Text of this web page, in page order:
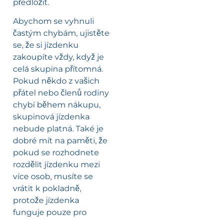
předložit.
Abychom se vyhnuli
častým chybám, ujistěte
se, že si jízdenku
zakoupíte vždy, když je
celá skupina přítomná.
Pokud někdo z vašich
přátel nebo členů rodiny
chybí během nákupu,
skupinová jízdenka
nebude platná. Také je
dobré mít na paměti, že
pokud se rozhodnete
rozdělit jízdenku mezi
více osob, musíte se
vrátit k pokladně,
protože jízdenka
funguje pouze pro